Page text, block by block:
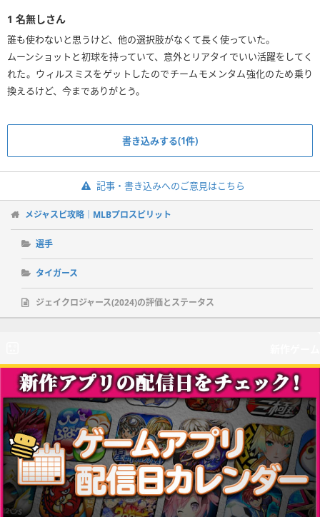
1 名無しさん
誰も使わないと思うけど、他の選択肢がなくて長く使っていた。
ムーンショットと初球を持っていて、意外とリアタイでいい活躍をしてく
れた。ウィルスミスをゲットしたのでチームモメンタム強化のため乗り
換えるけど、今までありがとう。
書き込みする(1件)
記事・書き込みへのご意見はこちら
メジャスピ攻略｜MLBプロスピリット
選手
タイガース
ジェイクロジャース(2024)の評価とステータス